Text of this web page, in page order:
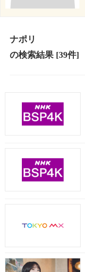
ナポリ
の検索結果[39件]